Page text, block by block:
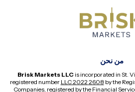
من نحن
Brisk Markets LLC is incorporated in St.
registered number
2608 LLC 2022 by the
Companies, registered by the Financial